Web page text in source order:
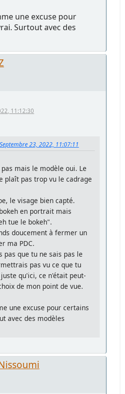
une excuse pour
Surtout avec des
11:12:30
23, 2022, 11:07:11
mais le modèle oui. Le
plaît pas trop vu le cadrage
le visage bien capté.
en portrait mais
tue le bokeh".
doucement à fermer un
ma PDC.
pas que tu ne sais pas le
pas vu ce que tu
qu'ici, ce n'était peut-
de mon point de vue.
une excuse pour certains
avec des modèles